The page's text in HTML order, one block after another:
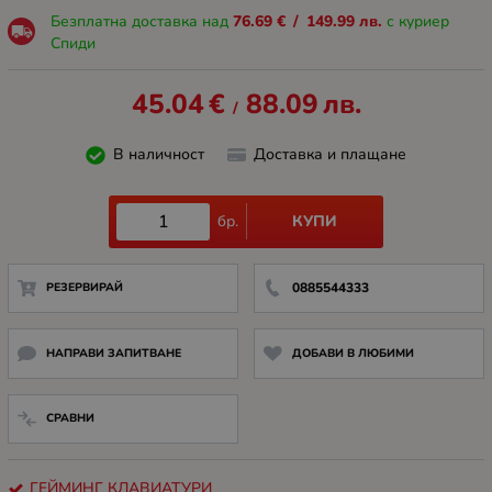
Безплатна доставка над 76.69 € / 149.99 лв. с куриер
Спиди
45.04€ / 88.09лв.
В наличност Доставка и плащане
бр. КУПИ
РЕЗЕРВИРАЙ 0885544333
НАПРАВИ ЗАПИТВАНЕ ДОБАВИ В ЛЮБИМИ
СРАВНИ